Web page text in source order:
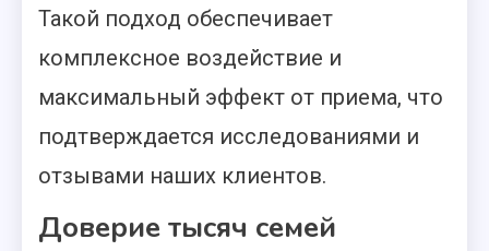
Такой подход обеспечивает
комплексное воздействие и
максимальный эффект от приема, что
подтверждается исследованиями и
отзывами наших клиентов.
Доверие тысяч семей